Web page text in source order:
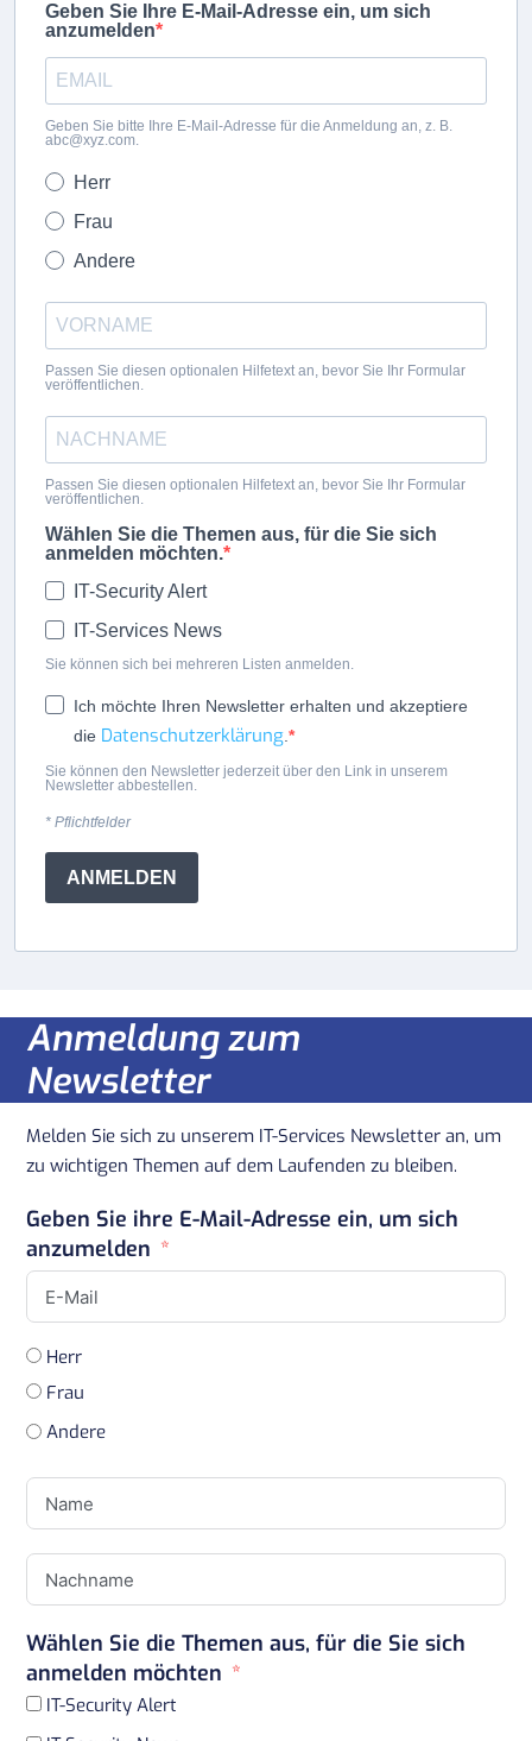
Geben Sie Ihre E-Mail-Adresse ein, um sich
anzumelden
Geben Sie bitte Ihre E-Mail-Adresse für die Anmeldung an, z. B.
abc@xyz.com.
Herr
Frau
Andere
Passen Sie diesen optionalen Hilfetext an, bevor Sie Ihr Formular
veröffentlichen.
Passen Sie diesen optionalen Hilfetext an, bevor Sie Ihr Formular
veröffentlichen.
Wählen Sie die Themen aus, für die Sie sich
anmelden möchten.
IT-Security Alert
IT-Services News
Sie können sich bei mehreren Listen anmelden.
Ich möchte Ihren Newsletter erhalten und akzeptiere
die Datenschutzerklärung
Sie können den Newsletter jederzeit über den Link in unserem
Newsletter abbestellen.
* Pflichtfelder
ANMELDEN
Anmeldung zum
Newsletter
Melden Sie sich zu unserem IT-Services Newsletter an, um
zu wichtigen Themen auf dem Laufenden zu bleiben.
Geben Sie ihre E-Mail-Adresse ein, um sich
anzumelden
Herr
Frau
Andere
Wählen Sie die Themen aus, für die Sie sich
anmelden möchten
IT-Security Alert